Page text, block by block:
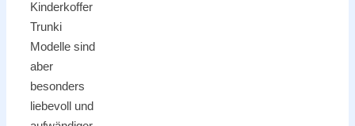
Kinderkoffer
Trunki
Modelle sind
aber
besonders
liebevoll und